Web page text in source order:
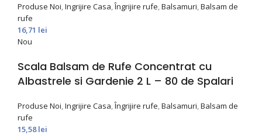
Produse Noi Ingrijire Casa ,Îngrijire rufe Balsamuri Balsam de
rufe
16,71 lei
Nou
Scala Balsam de Rufe Concentrat cu
Albastrele si Gardenie 2 L – 80 de Spalari
Produse Noi Ingrijire Casa ,Îngrijire rufe Balsamuri Balsam de
rufe
15,58lei